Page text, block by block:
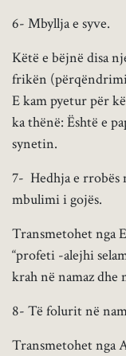
6- Mbyllja e syve.
Këtë e bëjnë disa
frikën
E kam pyetur për
ka thënë: Është e
synetin.
7- Hedhja e rrobës
mbulimi i gojës.
Transmetohet nga
“profeti -alejhi
krah në namaz dhe
8- Të folurit në
Transmetohet nga